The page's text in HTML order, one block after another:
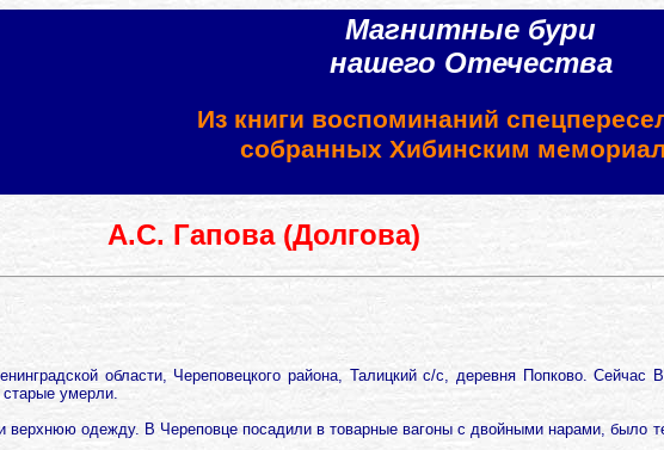
Магнитные бури
нашего Отечества
Из книги воспоминаний
собранных Хибинским
А.С. Гапова (Долгова)
области, Череповецкого района, Талицкий с/с, деревня Попково. Сейчас
умерли.
одежду. В Череповце посадили в товарные вагоны с двойными нарами, было